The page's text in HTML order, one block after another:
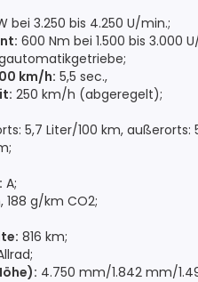
bei 3.250 bis 4.250 U/min.;
600 Nm bei 1.500 bis 3.000
km/h: 5,5 sec.,
250 km/h (abgeregelt);
5,7 Liter/100 km, außerorts:
A;
188 g/km CO2;
816 km;
4.750 mm/1.842 mm/